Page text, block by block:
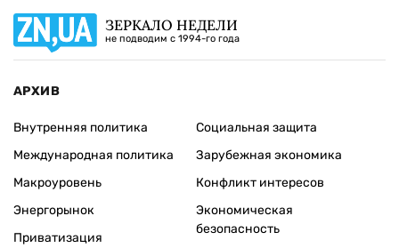
ЗЕРКАЛО НЕДЕЛИ
не подводим с 1994-го года
АРХИВ
Внутренняя политика
Международная политика
Макроуровень
Энергорынок
Приватизация
Социальная защита
Зарубежная экономика
Конфликт интересов
Экономическая
безопасность